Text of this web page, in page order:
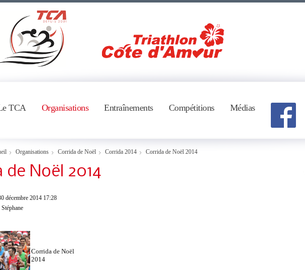
TCA Organisations Entraînements Compétitions Médias
Organisations Corrida de Noël Corrida 2014 Corrida de Noël 2014
de Noël 2014
décembre 2014 17:28
Corrida de Noël
2014